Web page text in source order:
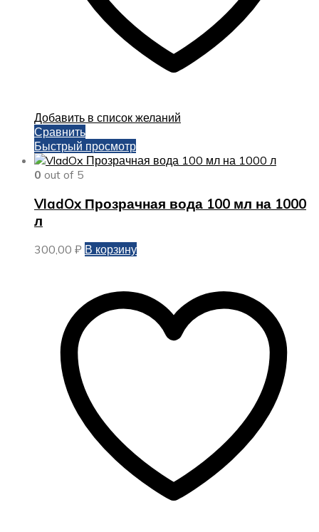
Добавить в список желаний
Сравнить
Быстрый просмотр
0 out of 5
VladOx Прозрачная вода 100 мл на 1000
л
300,00 ₽ В корзину